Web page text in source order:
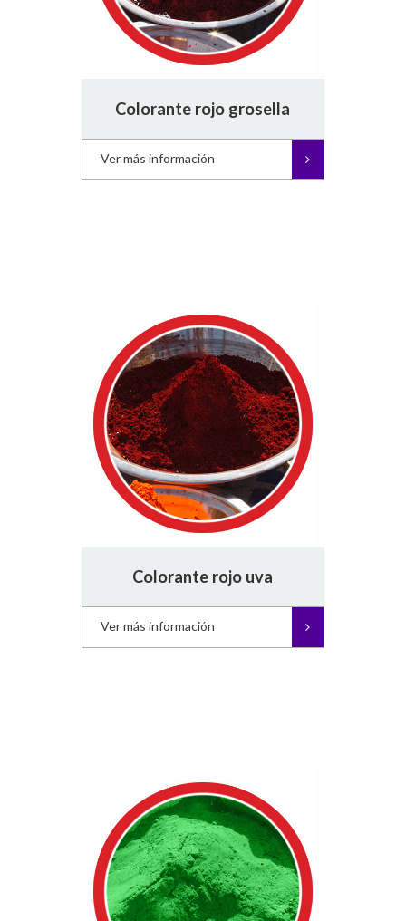
Colorante rojo grosella
Ver más información
Colorante rojo uva
Ver más información